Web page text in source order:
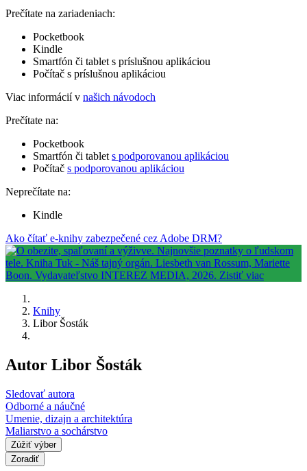
Prečítate na zariadeniach:
Pocketbook
Kindle
Smartfón či tablet s príslušnou aplikáciou
Počítač s príslušnou aplikáciou
Viac informácií v našich návodoch
Prečítate na:
Pocketbook
Smartfón či tablet s podporovanou aplikáciou
Počítač s podporovanou aplikáciou
Neprečítate na:
Kindle
Ako čítať e-knihy zabezpečené cez Adobe DRM?
Knihy
Libor Šosták
Autor Libor Šosták
Sledovať autora
Odborné a náučné
Umenie, dizajn a architektúra
Maliarstvo a sochárstvo
Zúžiť výber
Zoradiť